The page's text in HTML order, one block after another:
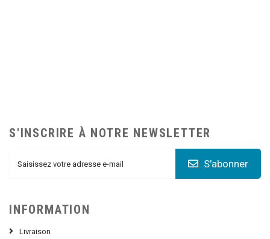
S'INSCRIRE À NOTRE NEWSLETTER
S'abonner
INFORMATION
Livraison